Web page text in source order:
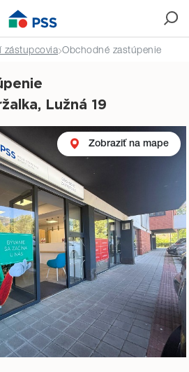
zástupcovia Obchodné zastúpenie
Lužná 19
Zobraziť na mape